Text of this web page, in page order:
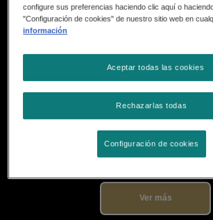
Fórmulas
incluyendo nutricionistas,
Ver más
configure sus preferencias haciendo clic aquí o
"Configuración de cookies" de nuestro sitio web en
información
Rechazarlas todas
Aceptar todas las cookies
Configuración de cookies